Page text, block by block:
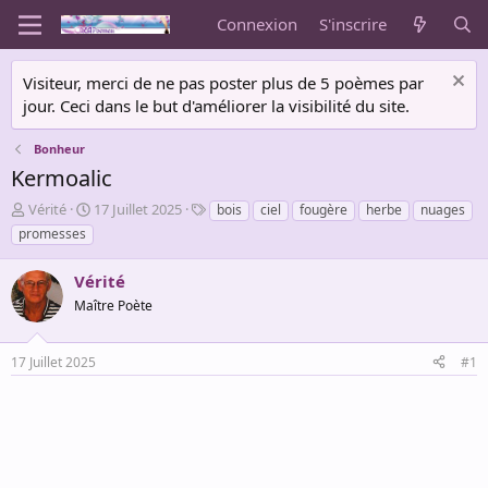
Connexion S'inscrire
Visiteur, merci de ne pas poster plus de 5 poèmes par
jour. Ceci dans le but d'améliorer la visibilité du site.
Bonheur
Kermoalic
A
u
t
e
u
r
d
e
l
Vérité
D
a
t
d
e
é
b
17 Juillet 2025
T
a
bois ciel fougère herbe
nuages
promesses
Vérité
Maître Poète
17 Juillet 2025 #1